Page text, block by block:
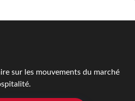
sur les mouvements du marché